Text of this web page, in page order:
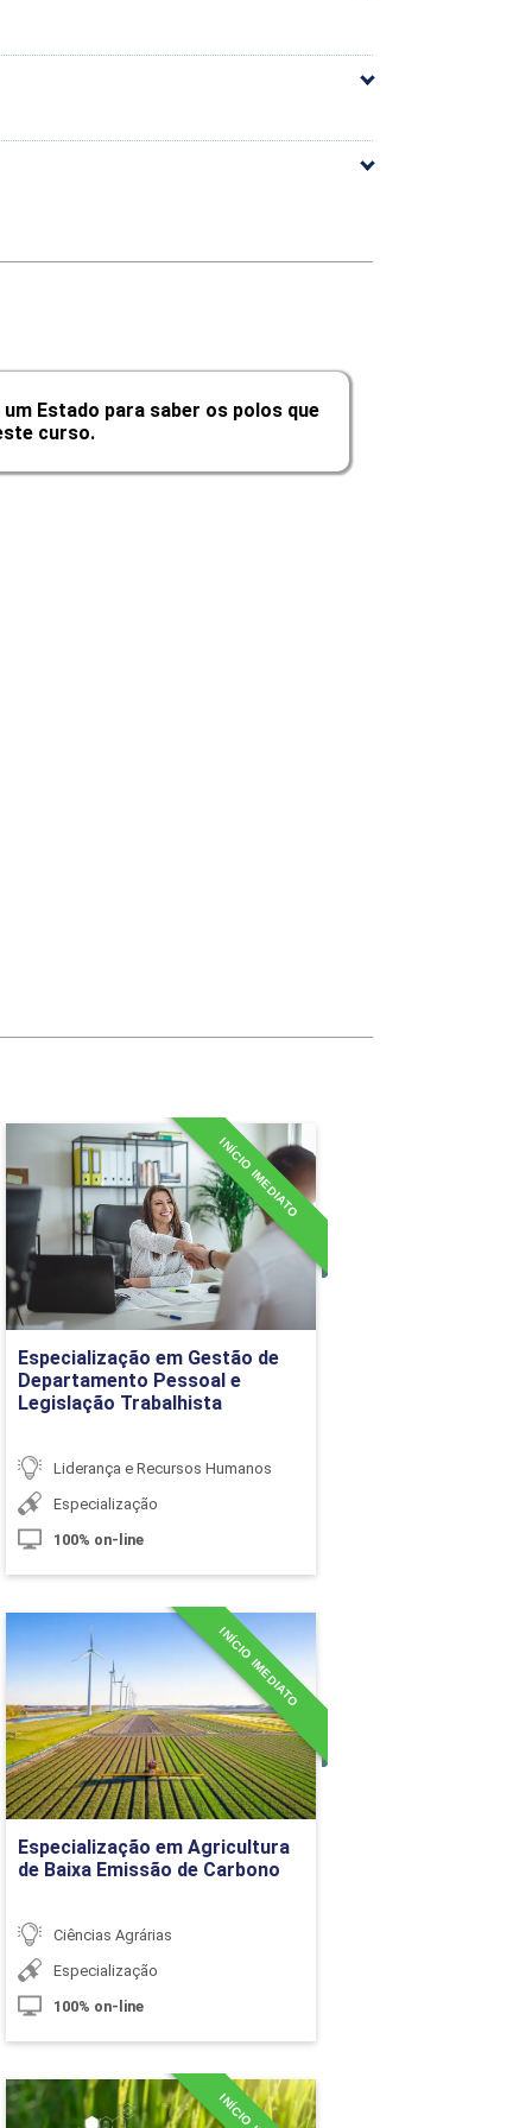
Horária
10h
Horária
10h
10h
10h
Carga Horária
10h
10h
10h
10h
60h
Carga Horária
um Estado para saber os polos que
curso.
Especialização em Gestão de
Departamento Pessoal e
Legislação Trabalhista
INÍCIO IMEDIATO
Liderança e Recursos Humanos
Especialização
100% on-line
Especialização em Gestão
de Departamento Pessoal e
Legislação Trabalhista
Detalhes do curso
Especialização em Agricultura
de Baixa Emissão de Carbono
INÍCIO IMEDIATO
Ciências Agrárias
Especialização
100% on-line
Especialização em
Agricultura de Baixa
Emissão de Carbono
Detalhes do curso
Especialização em Genética